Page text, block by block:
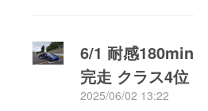
ラウンド(筑波サー
キット)で、ロードス
ターが出走予定です。
6/1 耐感180min
完走 クラス4位
2025/06/02 13:22